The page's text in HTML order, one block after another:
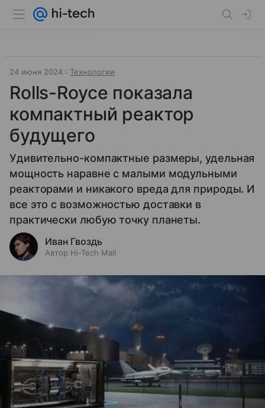
24 июня 2024 Технологии
Rolls-Royce показала
компактный реактор
будущего
Удивительно-компактные размеры, удельная
мощность наравне с малыми модульными
реакторами и никакого вреда для природы. И
все это с возможностью доставки в
практически любую точку планеты.
Иван Гвоздь
Автор Hi-Tech Mail